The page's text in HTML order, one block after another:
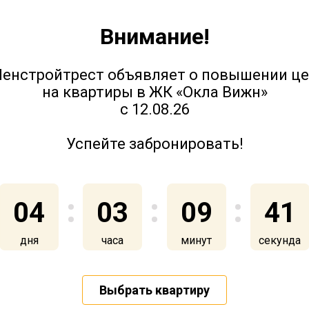
О компанииКонтакты
Внимание!
объявляет о повышении
на квартиры в ЖК «Окла Вижн»
с 12.08.26
Успейте забронировать!
04
дня
03
часа
09
минут
41
секунда
Выбрать квартиру